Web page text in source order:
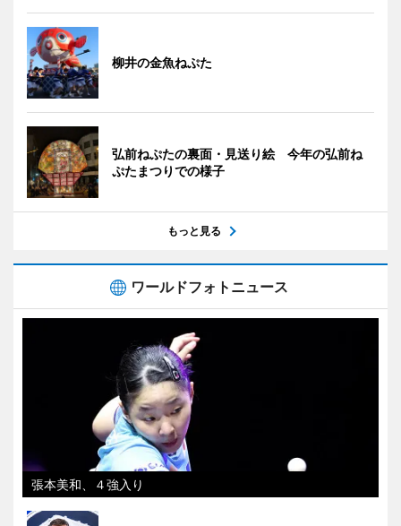
柳井の金魚ねぷた
弘前ねぷたの裏面・見送り絵 今年の弘前ね
ぷたまつりでの様子
もっと見る
ワールドフォトニュース
張本美和、４強入り